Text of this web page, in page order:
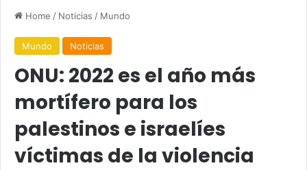
Home / Noticias / Mundo
Mundo Noticias
ONU: 2022 es el año más
mortífero para los
palestinos e israelíes
víctimas de la violencia